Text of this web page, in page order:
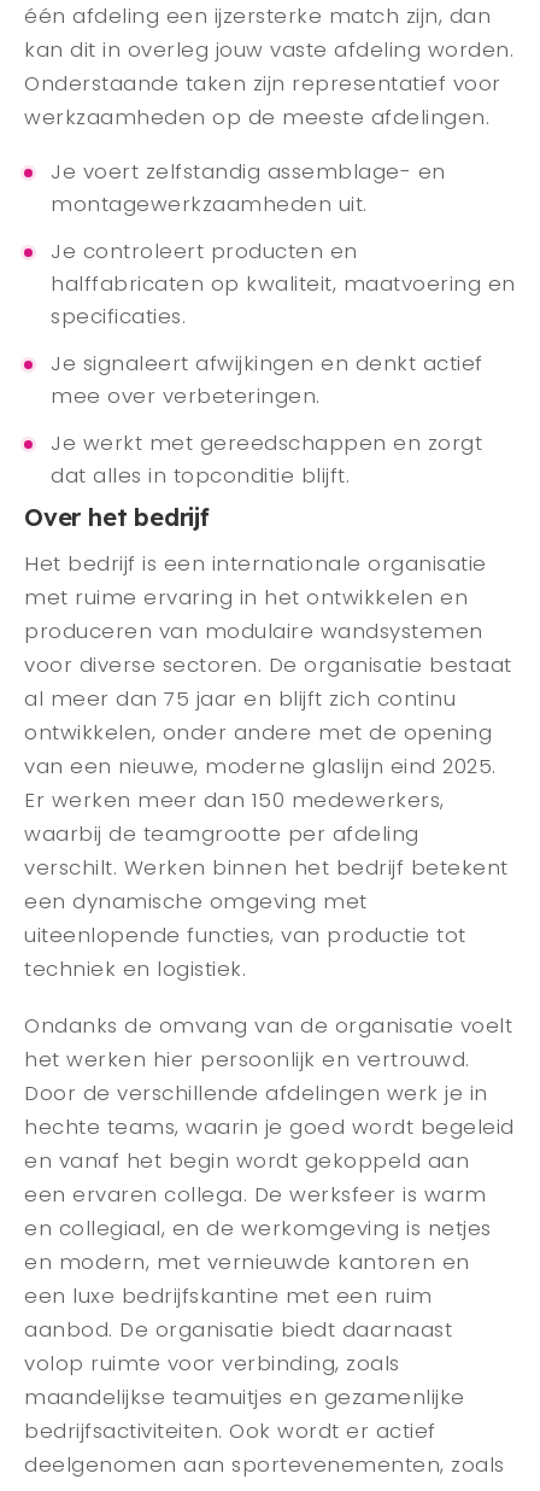
één afdeling een ijzersterke match zijn, dan
kan dit in overleg jouw vaste afdeling worden.
Onderstaande taken zijn representatief voor
werkzaamheden op de meeste afdelingen.
Je voert zelfstandig assemblage- en
montagewerkzaamheden uit.
Je controleert producten en
halffabricaten op kwaliteit, maatvoering en
specificaties.
Je signaleert afwijkingen en denkt actief
mee over verbeteringen.
Je werkt met gereedschappen en zorgt
dat alles in topconditie blijft.
Over het bedrijf
Het bedrijf is een internationale organisatie
met ruime ervaring in het ontwikkelen en
produceren van modulaire wandsystemen
voor diverse sectoren. De organisatie bestaat
al meer dan 75 jaar en blijft zich continu
ontwikkelen, onder andere met de opening
van een nieuwe, moderne glaslijn eind 2025.
Er werken meer dan 150 medewerkers,
waarbij de teamgrootte per afdeling
verschilt. Werken binnen het bedrijf betekent
een dynamische omgeving met
uiteenlopende functies, van productie tot
techniek en logistiek.
Ondanks de omvang van de organisatie voelt
het werken hier persoonlijk en vertrouwd.
Door de verschillende afdelingen werk je in
hechte teams, waarin je goed wordt begeleid
en vanaf het begin wordt gekoppeld aan
een ervaren collega. De werksfeer is warm
en collegiaal, en de werkomgeving is netjes
en modern, met vernieuwde kantoren en
een luxe bedrijfskantine met een ruim
aanbod. De organisatie biedt daarnaast
volop ruimte voor verbinding, zoals
maandelijkse teamuitjes en gezamenlijke
bedrijfsactiviteiten. Ook wordt er actief
deelgenomen aan sportevenementen, zoals